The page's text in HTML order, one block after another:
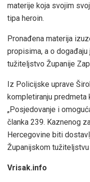
materije koja svojim
tipa heroin.
Pronađena materija
propisima, a o
tužiteljstvo Županije
Iz Policijske uprave
kompletiranju predmeta
„Posjedovanje i
članka 239. Kaznenog
Hercegovine biti
Županijskom tužiteljstvu
Vrisak.info